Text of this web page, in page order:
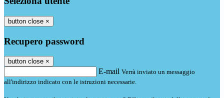
button close ×
Recupero password
button close ×
E-mail Verrà inviato un messaggio
all'indirizzo indicato con le istruzioni necessarie.